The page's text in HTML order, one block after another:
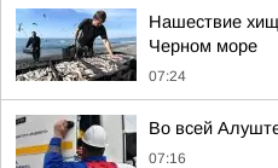
Нашествие
Черном море
07:24
Во всей
07:16